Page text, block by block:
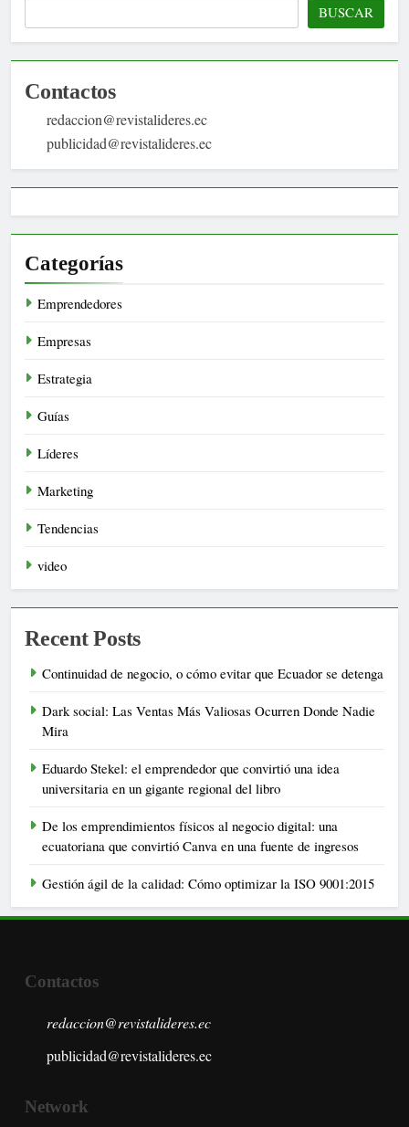
BUSCAR
Contactos
redaccion@revistalideres.ec
publicidad@revistalideres.ec
Categorías
Emprendedores
Empresas
Estrategia
Guías
Líderes
Marketing
Tendencias
video
Recent Posts
Continuidad de negocio, o cómo evitar que Ecuador se detenga
Dark social: Las Ventas Más Valiosas Ocurren Donde Nadie
Mira
Eduardo Stekel: el emprendedor que convirtió una idea
universitaria en un gigante regional del libro
De los emprendimientos físicos al negocio digital: una
ecuatoriana que convirtió Canva en una fuente de ingresos
Gestión ágil de la calidad: Cómo optimizar la ISO 9001:2015
Contactos
redaccion@revistalideres.ec
publicidad@revistalideres.ec
Network